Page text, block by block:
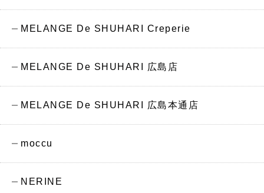
MELANGE De SHUHARI Creperie
MELANGE De SHUHARI 広島店
MELANGE De SHUHARI 広島本通店
moccu
NERINE